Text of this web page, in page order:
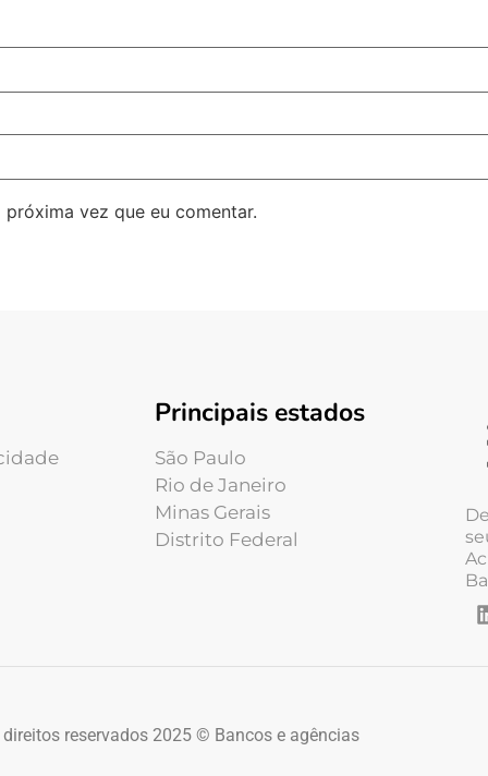
vez que eu comentar.
Principais estados
São Paulo
Rio de Janeiro
Minas Gerais
Distrito Federal
reservados 2025 © Bancos e agências